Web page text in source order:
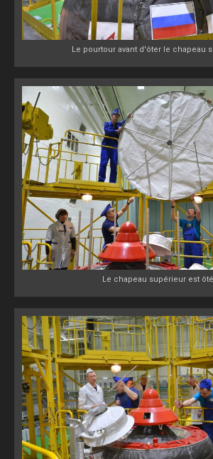
Le pourtour avant d'ôter le chapeau
Le chapeau supérieur est